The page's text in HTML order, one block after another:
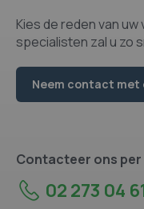
Kies de reden van
specialisten zal u zo
Neem contact met
Contacteer ons
02 273 04